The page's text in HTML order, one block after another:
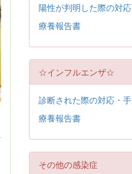
陽性が判明した際の対
療養報告書
☆インフルエンザ☆
診断された際の対応・
療養報告書
その他の感染症